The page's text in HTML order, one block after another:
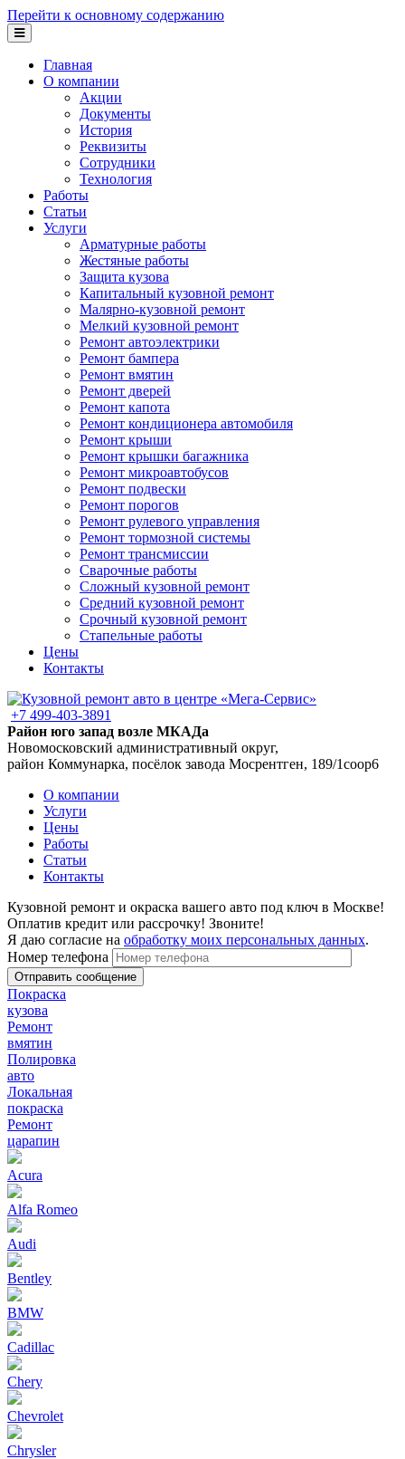
Перейти к основному содержанию
Главная
О компании
Акции
Документы
История
Реквизиты
Сотрудники
Технология
Работы
Статьи
Услуги
Арматурные работы
Жестяные работы
Защита кузова
Капитальный кузовной ремонт
Малярно-кузовной ремонт
Мелкий кузовной ремонт
Ремонт автоэлектрики
Ремонт бампера
Ремонт вмятин
Ремонт дверей
Ремонт капота
Ремонт кондиционера автомобиля
Ремонт крыши
Ремонт крышки багажника
Ремонт микроавтобусов
Ремонт подвески
Ремонт порогов
Ремонт рулевого управления
Ремонт тормозной системы
Ремонт трансмиссии
Сварочные работы
Сложный кузовной ремонт
Средний кузовной ремонт
Срочный кузовной ремонт
Стапельные работы
Цены
Контакты
+7 499-403-3891
Район юго запад возле МКАДа
Новомосковский административный округ,
район Коммунарка, посёлок завода Мосрентген, 189/1соор6
О компании
Услуги
Цены
Работы
Статьи
Контакты
Кузовной ремонт и окраска вашего авто под ключ в Москве!
Оплатив кредит или рассрочку! Звоните!
Я даю согласие на обработку моих персональных данных.
Номер телефона
Покраска
кузова
Ремонт
вмятин
Полировка
авто
Локальная
покраска
Ремонт
царапин
Acura
Alfa Romeo
Audi
Bentley
BMW
Cadillac
Chery
Chevrolet
Chrysler